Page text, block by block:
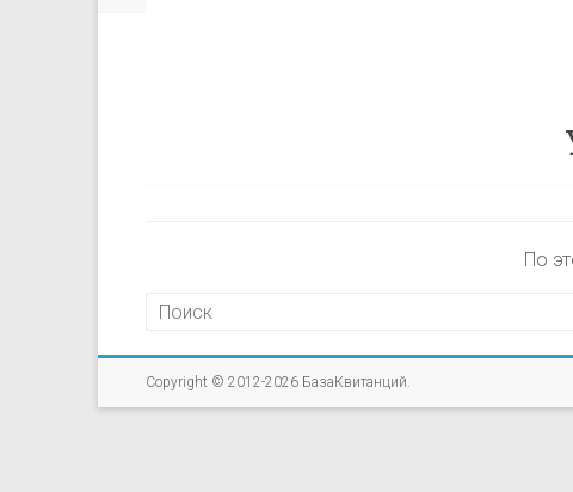
По
Copyright © 2012-2026 БазаКвитанций.